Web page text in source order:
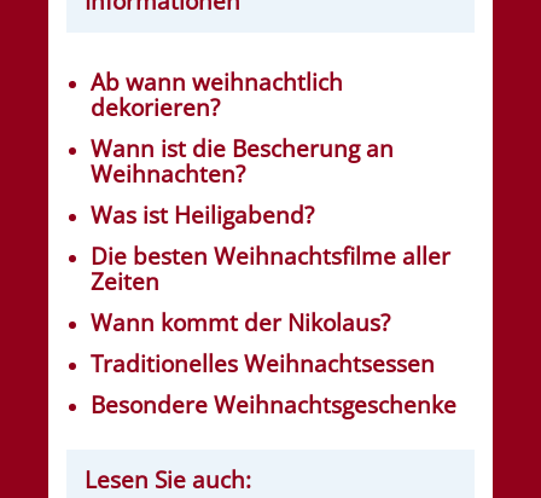
Ab wann weihnachtlich
dekorieren?
Wann ist die Bescherung an
Weihnachten?
Was ist Heiligabend?
Die besten Weihnachtsfilme aller
Zeiten
Wann kommt der Nikolaus?
Traditionelles Weihnachtsessen
Besondere Weihnachtsgeschenke
Lesen Sie auch: